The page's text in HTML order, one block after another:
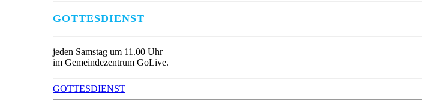
GOTTESDIENST
jeden Samstag um 11.00 Uhr
im Gemeindezentrum GoLive.
GOTTESDIENST